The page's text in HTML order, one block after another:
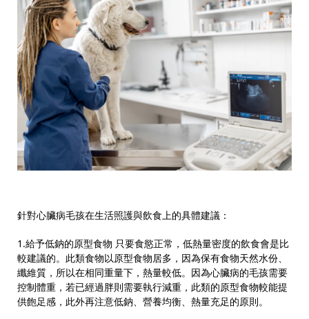
針對心臟病毛孩在生活照護與飲食上的具體建議：
1.給予低鈉的原型食物 只要食慾正常，低熱量密度的飲食會是比
較建議的。此類食物以原型食物居多，因為保有食物天然水份、
纖維質，所以在相同重量下，熱量較低。因為心臟病的毛孩需要
控制體重，若已經過胖則需要執行減重，此類的原型食物較能提
供飽足感，此外再注意低鈉、營養均衡、熱量充足的原則。